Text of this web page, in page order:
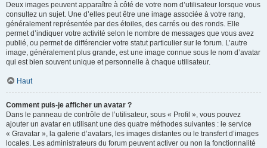
Deux images peuvent apparaître à côté de votre nom d’utilisateur lorsque vous
consultez un sujet. Une d’elles peut être une image associée à votre rang,
généralement représentée par des étoiles, des carrés ou des ronds. Elle
permet d’indiquer votre activité selon le nombre de messages que vous avez
publié, ou permet de différencier votre statut particulier sur le forum. L’autre
image, généralement plus grande, est une image connue sous le nom d’avatar
qui est bien souvent unique et personnelle à chaque utilisateur.
Haut
Comment puis-je afficher un avatar ?
Dans le panneau de contrôle de l’utilisateur, sous « Profil », vous pouvez
ajouter un avatar en utilisant une des quatre méthodes suivantes : le service
« Gravatar », la galerie d’avatars, les images distantes ou le transfert d’images
locales. Les administrateurs du forum peuvent activer ou non la fonctionnalité